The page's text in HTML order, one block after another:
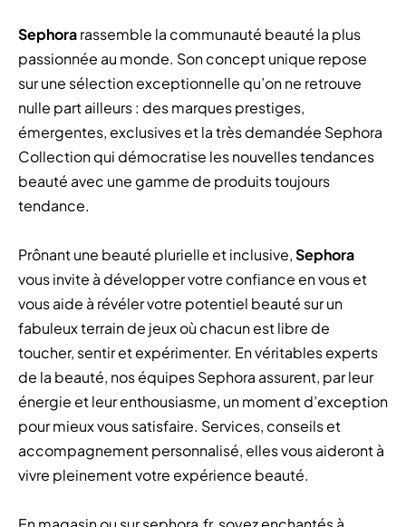
Sephorarassemble la communauté beauté la plus
passionnée au monde. Son concept unique repose
sur une sélection exceptionnelle qu’on ne retrouve
nulle part ailleurs : des marques prestiges,
émergentes, exclusives et la très demandée Sephora
Collection qui démocratise les nouvelles tendances
beauté avec une gamme de produits toujours
tendance.
Prônant une beauté plurielle et inclusive,Sephora
vous invite à développer votre confiance en vous et
vous aide à révéler votre potentiel beauté sur un
fabuleux terrain de jeux où chacun est libre de
toucher, sentir et expérimenter. En véritables experts
de la beauté, nos équipes Sephora assurent, par leur
énergie et leur enthousiasme, un moment d’exception
pour mieux vous satisfaire. Services, conseils et
accompagnement personnalisé, elles vous aideront à
vivre pleinement votre expérience beauté.